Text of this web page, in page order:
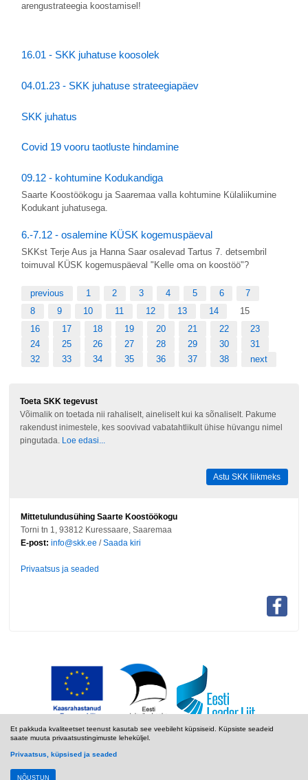
Et pakkuda kvaliteetset teenust kasutab see veebileht küpsiseid. Küpsiste seadeid
saate muuta privaatsustingimuste leheküljel.
Privaatsus, küpsised ja seaded
NÕUSTUN
arengustrateegia koostamisel!
16.01 - SKK juhatuse koosolek
04.01.23 - SKK juhatuse strateegiapäev
SKK juhatus
Covid 19 vooru taotluste hindamine
09.12 - kohtumine Kodukandiga
Saarte Koostöökogu ja Saaremaa valla kohtumine Külaliikumine
Kodukant juhatusega.
6.-7.12 - osalemine KÜSK kogemuspäeval
SKKst Terje Aus ja Hanna Saar osalevad Tartus 7. detsembril
toimuval KÜSK kogemuspäeval "Kelle oma on koostöö"?
previous 1 2 3 4 5 6
7
8
9 10 11 12 13 14
15
16
17 18 19 20 21 22
23
24
25 26 27 28 29 30
31
32
33 34 35 36 37 38 next
Toeta SKK tegevust
Võimalik on toetada nii rahaliselt, aineliselt kui ka sõnaliselt. Pakume
rakendust inimestele, kes soovivad vabatahtlikult ühise hüvangu nimel
pingutada. Loe edasi...
Astu SKK liikmeks
Mittetulundusühing Saarte Koostöökogu
Torni tn 1, 93812 Kuressaare, Saaremaa
E-post: info@skk.ee / Saada kiri
Privaatsus ja seaded